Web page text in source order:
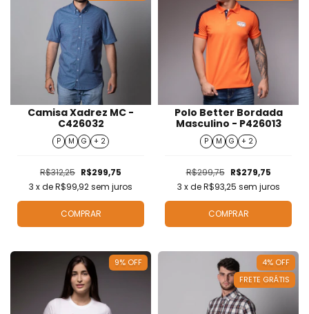
Camisa Xadrez MC -
C426032
P M G + 2
R$312,25 R$299,75
3 x deR$99,92sem juros
COMPRAR
Polo Better Bordada
Masculino - P426013
P M G + 2
R$299,75 R$279,75
3 x deR$93,25 sem juros
COMPRAR
9% OFF 4% OFF
FRETE GRÁTIS